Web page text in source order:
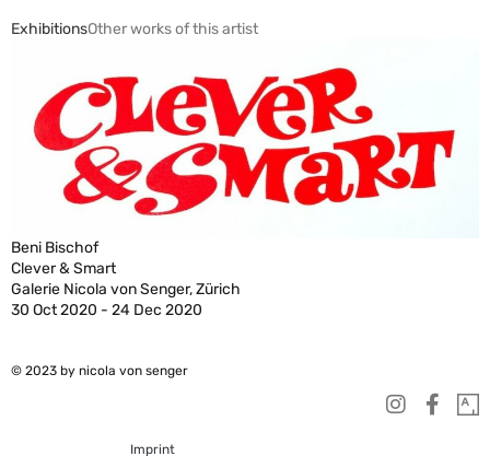
ExhibitionsOther works of this artist
Beni Bischof
Clever & Smart
Galerie Nicola von Senger, Zürich
30 Oct 2020 - 24 Dec 2020
© 2023 by nicola von senger
Imprint